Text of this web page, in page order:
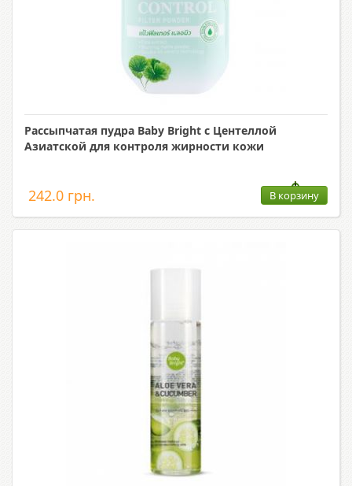
Рассыпчатая пудра Baby Bright с Центеллой
Азиатской для контроля жирности кожи
242.0 грн. В корзину